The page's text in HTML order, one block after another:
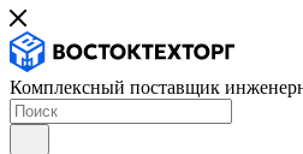
Комплексный поставщик